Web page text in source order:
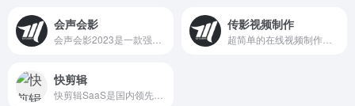
会声会影 传影视频制作
快剪辑